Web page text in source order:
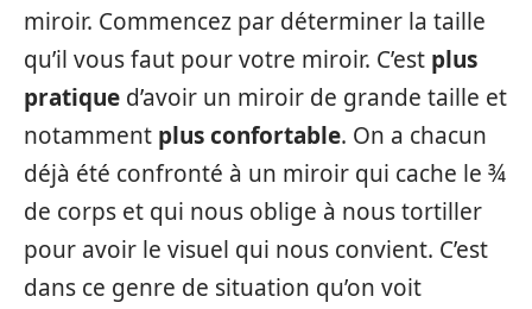
miroir. Commencez par déterminer la taille
qu’il vous faut pour votre miroir. C’est plus
pratique d’avoir un miroir de grande taille et
notamment plus confortable. On a chacun
déjà été confronté à un miroir qui cache le ¾
de corps et qui nous oblige à nous tortiller
pour avoir le visuel qui nous convient. C’est
dans ce genre de situation qu’on voit